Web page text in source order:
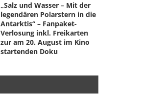
„Salz und Wasser – Mit der
legendären Polarstern in die
Antarktis“ – Fanpaket-
Verlosung inkl. Freikarten
zur am 20. August im Kino
startenden Doku